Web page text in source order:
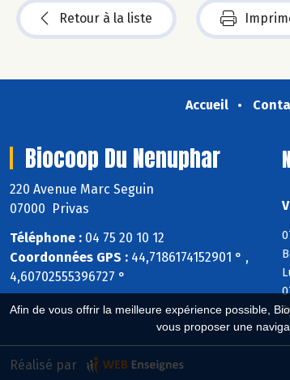
Afin de vous offrir la meilleure expérience possible,
vous proposer une
Retour à la liste
Accueil
Biocoop Du Nenuphar
220 Avenue Marc Seguin
07000 Privas
Téléphone : 04 75 20 10 12
Coordonnées GPS : 44,7186174152901 ° ,
4,60702555396727 °
Réalisé par